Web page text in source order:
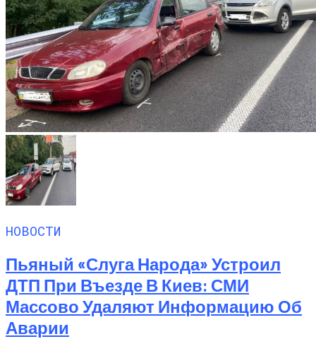
НОВОСТИ
Пьяный «слуга Народа» Устроил
ДТП При Въезде В Киев: СМИ
Массово Удаляют Информацию Об
Аварии